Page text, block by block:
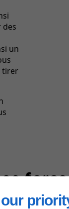
des
un
tirer